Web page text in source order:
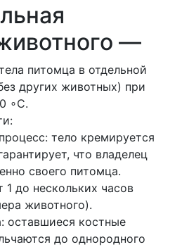
—
питомца в отдельной
других животных) при
∘C.
тело кремируется
что владелец
своего питомца.
1 до нескольких часов
животного).
оставшиеся костные
до однородного